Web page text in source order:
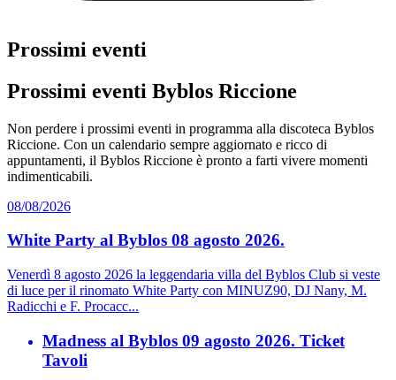
Prossimi eventi
Prossimi eventi Byblos Riccione
Non perdere i prossimi eventi in programma alla discoteca Byblos
Riccione. Con un calendario sempre aggiornato e ricco di
appuntamenti, il Byblos Riccione è pronto a farti vivere momenti
indimenticabili.
08/08/2026
White Party al Byblos 08 agosto 2026.
Venerdì 8 agosto 2026 la leggendaria villa del Byblos Club si veste
di luce per il rinomato White Party con MINUZ90, DJ Nany, M.
Radicchi e F. Procacc...
Madness al Byblos 09 agosto 2026. Ticket
Tavoli